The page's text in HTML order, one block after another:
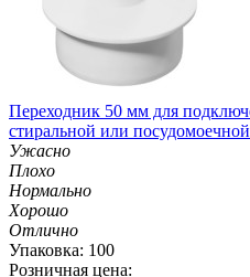
Переходник 50 мм для
стиральной или
Ужасно
Плохо
Нормально
Хорошо
Отлично
Упаковка: 100
Розничная цена: